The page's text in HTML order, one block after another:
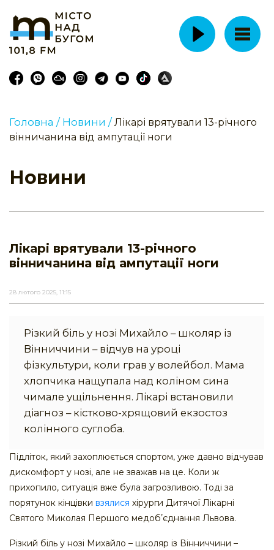
Головна / Новини / Лікарі врятували 13-річного
вінничанина від ампутації ноги
Новини
Лікарі врятували 13-річного
вінничанина від ампутації ноги
28 лютого 2025, 11:15
Різкий біль у нозі Михайло – школяр із
Вінниччини – відчув на уроці
фізкультури, коли грав у волейбол. Мама
хлопчика нащупала над коліном сина
чимале ущільнення. Лікарі встановили
діагноз – кістково-хрящовий екзостоз
колінного суглоба.
Підліток, який захоплюється спортом, уже давно відчував
дискомфорт у нозі, але не зважав на це. Коли ж
прихопило, ситуація вже була загрозливою. Тоді за
порятунок кінцівки взялися хірурги Дитячої Лікарні
Святого Миколая Першого медобʼєднання Львова.
Різкий біль у нозі Михайло – школяр із Вінниччини –